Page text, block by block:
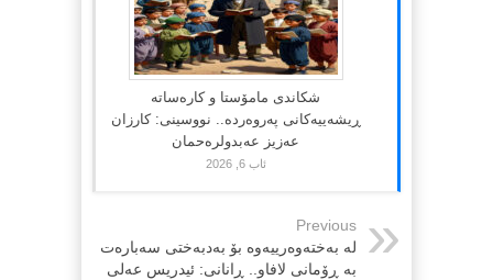
شکاندی مامۆستا و کارەساتە
ڕیشەییەکانی پەروەردە.. نووسینی: کارزان
عەزیز عەبدولرەحمان
ئاب 6, 2026
Previous
لە بەختەوەرییەوە بۆ بەدبەختی سەبارەت
بە ڕۆمانی لافاو.. ڕانانی: ئیدریس عەلی